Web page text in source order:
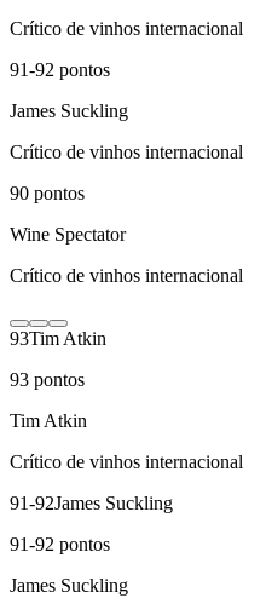
Crítico de vinhos internacional
91-92 pontos
James Suckling
Crítico de vinhos internacional
90 pontos
Wine Spectator
Crítico de vinhos internacional
93Tim Atkin
93 pontos
Tim Atkin
Crítico de vinhos internacional
91-92James Suckling
91-92 pontos
James Suckling